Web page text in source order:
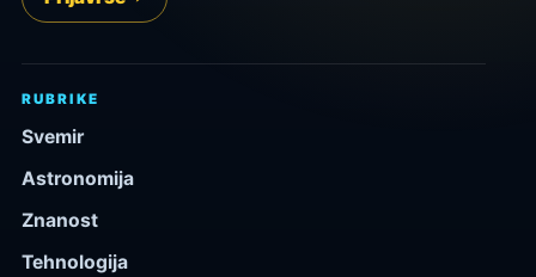
RUBRIKE
Svemir
Astronomija
Znanost
Tehnologija